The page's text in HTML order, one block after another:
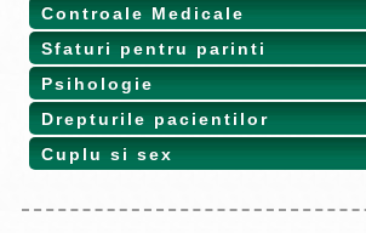
Controale Medicale
Sfaturi pentru parinti
Psihologie
Drepturile pacientilor
Cuplu si sex